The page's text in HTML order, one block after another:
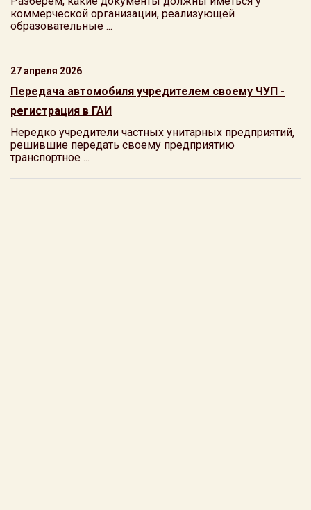
коммерческой организации, реализующей
образовательные ...
27 апреля 2026
Передача автомобиля учредителем своему ЧУП -
регистрация в ГАИ
Нередко учредители частных унитарных предприятий,
решившие передать своему предприятию
транспортное ...